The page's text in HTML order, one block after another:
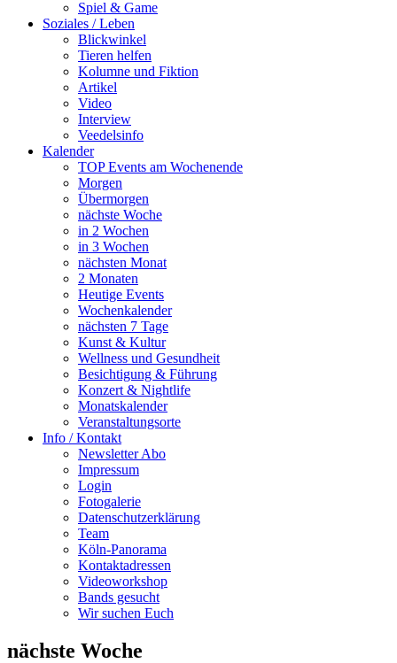
Spiel & Game
Soziales / Leben
Blickwinkel
Tieren helfen
Kolumne und Fiktion
Artikel
Video
Interview
Veedelsinfo
Kalender
TOP Events am Wochenende
Morgen
Übermorgen
nächste Woche
in 2 Wochen
in 3 Wochen
nächsten Monat
2 Monaten
Heutige Events
Wochenkalender
nächsten 7 Tage
Kunst & Kultur
Wellness und Gesundheit
Besichtigung & Führung
Konzert & Nightlife
Monatskalender
Veranstaltungsorte
Info / Kontakt
Newsletter Abo
Impressum
Login
Fotogalerie
Datenschutzerklärung
Team
Köln-Panorama
Kontaktadressen
Videoworkshop
Bands gesucht
Wir suchen Euch
nächste Woche